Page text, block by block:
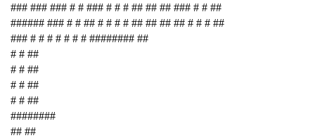
### ### ### # # ### # # # ## ## ## ### # # ##
###### ### # # ## # # # # ## ## ## ## # # # ##
### # # # # # # # ######## ##
# # ##
# # ##
# # ##
# # ##
########
## ##